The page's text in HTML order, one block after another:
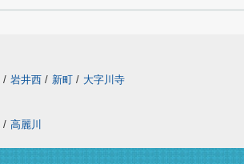
/ 岩井西 / 新町 / 大字川寺
/ 高麗川